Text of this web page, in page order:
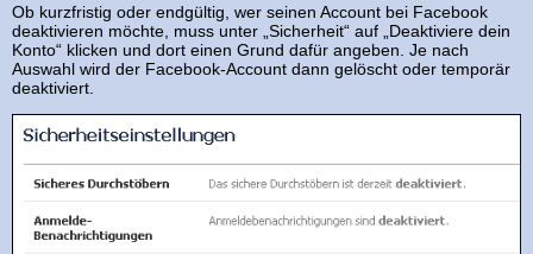
Ob kurzfristig oder endgültig, wer seinen Account bei Facebook
deaktivieren möchte, muss unter „Sicherheit“ auf „Deaktiviere dein
Konto“ klicken und dort einen Grund dafür angeben. Je nach
Auswahl wird der Facebook-Account dann gelöscht oder temporär
deaktiviert.